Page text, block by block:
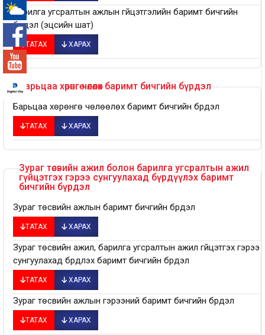
Барилга угсралтын ажлын гүйцэтгэлийн баримт бичгийн
бүрдэл (эцсийн шат)
ТАТАХ ХАРАХ
Барьцаа хөрөнгө чөлөөлөх баримт бичгийн бүрдэл
Барьцаа хөрөнгө чөлөөлөх баримт бичгийн бүрдэл
ТАТАХ ХАРАХ
Зураг төсвийн ажил болон барилга угсралтын ажил
гүйцэтгэх гэрээ сунгуулахад бүрдүүлэх баримт
бичгийн бүрдэл
Зураг төсвийн ажлын баримт бичгийн бүрдэл
ТАТАХ ХАРАХ
Зураг төсвийн ажил, барилга угсралтын ажил гүйцэтгэх гэрээ
сунгуулахад бүрдүүлэх баримт бичгийн бүрдэл
ТАТАХ ХАРАХ
Зураг төсвийн ажлын гэрээний баримт бичгийн бүрдэл
ТАТАХ ХАРАХ